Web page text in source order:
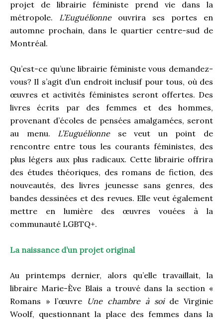
projet de librairie féministe prend vie dans la
métropole. L’Euguélionneouvrira ses portes en
automne prochain, dans le quartier centre-sud de
Montréal.
Qu’est-ce qu’une librairie féministe vous demandez-
vous? Il s’agit d’un endroit inclusif pour tous, où des
œuvres et activités féministes seront offertes. Des
livres écrits par des femmes et des hommes,
provenant d’écoles de pensées amalgamées, seront
au menu. L’Euguélionnese veut un point de
rencontre entre tous les courants féministes, des
plus légers aux plus radicaux. Cette librairie offrira
des études théoriques, des romans de fiction, des
nouveautés, des livres jeunesse sans genres, des
bandes dessinées et des revues. Elle veut également
mettre en lumière des œuvres vouées à la
communauté LGBTQ+.
La naissance d’un projet original
Au printemps dernier, alors qu’elle travaillait, la
libraire Marie-Ève Blais a trouvé dans la section «
Romans » l’œuvre Une chambre à soide Virginie
Woolf, questionnant la place des femmes dans la